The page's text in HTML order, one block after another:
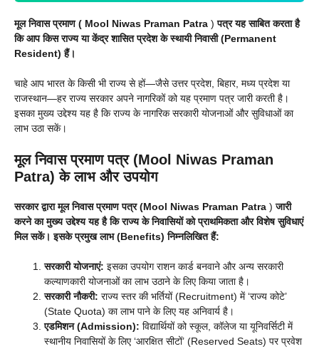
मूल निवास प्रमाण ( Mool Niwas Praman Patra ) पत्र यह साबित करता है
कि आप किस राज्य या केंद्र शासित प्रदेश के स्थायी निवासी (Permanent
Resident) हैं।
चाहे आप भारत के किसी भी राज्य से हों—जैसे उत्तर प्रदेश, बिहार, मध्य प्रदेश या
राजस्थान—हर राज्य सरकार अपने नागरिकों को यह प्रमाण पत्र जारी करती है।
इसका मुख्य उद्देश्य यह है कि राज्य के नागरिक सरकारी योजनाओं और सुविधाओं का
लाभ उठा सकें।
मूल निवास प्रमाण पत्र (Mool Niwas Praman
Patra) के लाभ और उपयोग
सरकार द्वारा मूल निवास प्रमाण पत्र (Mool Niwas Praman Patra ) जारी
करने का मुख्य उद्देश्य यह है कि राज्य के निवासियों को प्राथमिकता और विशेष सुविधाएं
मिल सकें। इसके प्रमुख लाभ (Benefits) निम्नलिखित हैं:
सरकारी योजनाएं: इसका उपयोग राशन कार्ड बनवाने और अन्य सरकारी
कल्याणकारी योजनाओं का लाभ उठाने के लिए किया जाता है।
सरकारी नौकरी: राज्य स्तर की भर्तियों (Recruitment) में ‘राज्य कोटे’
(State Quota) का लाभ पाने के लिए यह अनिवार्य है।
एडमिशन (Admission): विद्यार्थियों को स्कूल, कॉलेज या यूनिवर्सिटी में
स्थानीय निवासियों के लिए ‘आरक्षित सीटों’ (Reserved Seats) पर प्रवेश